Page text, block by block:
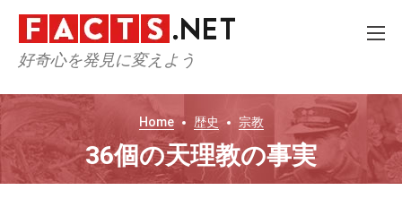
好奇心を発見に変えよう
Home 歴史 宗教
36個の天理教の事実